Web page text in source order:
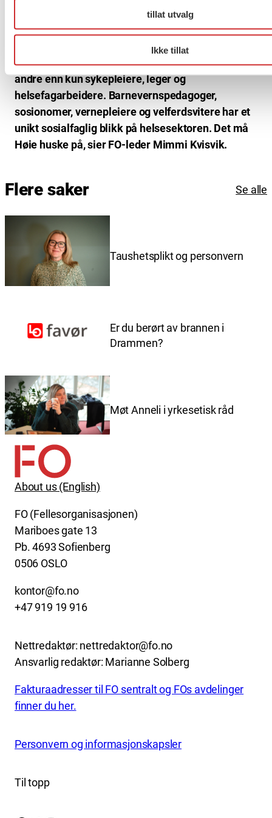
tillat utvalg
Ikke tillat
får den vanlige oppfølgingen i en uvanlig tid”.
– Det er på tide at ministeren får øynene opp for at
helse- og omsorgstjenestene er bemannet av
andre enn kun sykepleiere, leger og
helsefagarbeidere. Barnevernspedagoger,
sosionomer, vernepleiere og velferdsvitere har et
unikt sosialfaglig blikk på helsesektoren. Det må
Høie huske på, sier FO-leder Mimmi Kvisvik.
Flere saker Se alle
Taushetsplikt og personvern
Er du berørt av brannen i
Drammen?
Møt Anneli i yrkesetisk råd
About us (English)
FO (Fellesorganisasjonen)
Mariboes gate 13
Pb. 4693 Sofienberg
0506 OSLO
kontor@fo.no
+47 919 19 916
Nettredaktør: nettredaktor@fo.no
Ansvarlig redaktør: Marianne Solberg
Fakturaadresser til FO sentralt og FOs avdelinger
finner du her.
Personvern og informasjonskapsler
Til topp